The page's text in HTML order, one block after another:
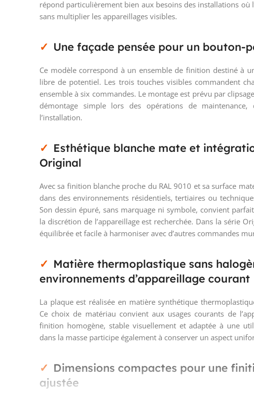
répond particulièrement bien aux besoins des installations où
sans multiplier les appareillages visibles.
Une façade pensée pour un bouton-
Ce modèle correspond à un ensemble de finition destiné à
libre de potentiel. Les trois touches visibles commandent
ensemble à six commandes. Le montage est prévu par
démontage simple lors des opérations de
l’installation.
Esthétique blanche mate et
Original
Avec sa finition blanche proche du RAL 9010 et sa surface
dans des environnements résidentiels, tertiaires ou
Son dessin épuré, sans marquage ni symbole, convient
la discrétion de l’appareillage est recherchée. Dans la série
équilibrée et facile à harmoniser avec d’autres commandes
Matière thermoplastique sans
environnements d’appareillage courant
La plaque est réalisée en matière synthétique
Ce choix de matériau convient aux usages courants de
finition homogène, stable visuellement et adaptée à une
dans la masse participe également à conserver un aspect
Dimensions compactes pour une
ajustée